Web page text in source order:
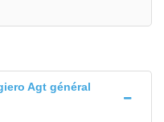
Agt général